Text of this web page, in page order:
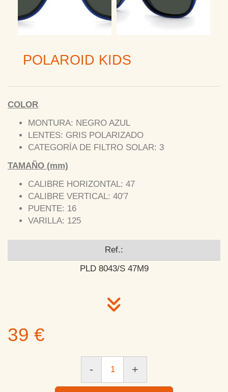
POLAROID KIDS
COLOR
MONTURA: NEGRO AZUL
LENTES: GRIS POLARIZADO
CATEGORÍA DE FILTRO SOLAR: 3
TAMAÑO (mm)
CALIBRE HORIZONTAL: 47
CALIBRE VERTICAL: 40'7
PUENTE: 16
VARILLA: 125
Ref.:
PLD 8043/S 47M9
39 €
- +